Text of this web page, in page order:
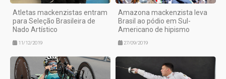
Atletas mackenzistas entram
para Seleção Brasileira de
Nado Artístico
11/12/2019
Amazona mackenzista leva
Brasil ao pódio em Sul-
Americano de hipismo
27/09/2019